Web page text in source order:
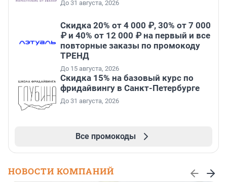
До 31 августа, 2026
Скидка 20% от 4 000 ₽, 30% от 7 000
₽ и 40% от 12 000 ₽ на первый и все
повторные заказы по промокоду
ТРЕНД
До 15 августа, 2026
Скидка 15% на базовый курс по
фридайвингу в Санкт-Петербурге
До 31 августа, 2026
Все промокоды
НОВОСТИ КОМПАНИЙ